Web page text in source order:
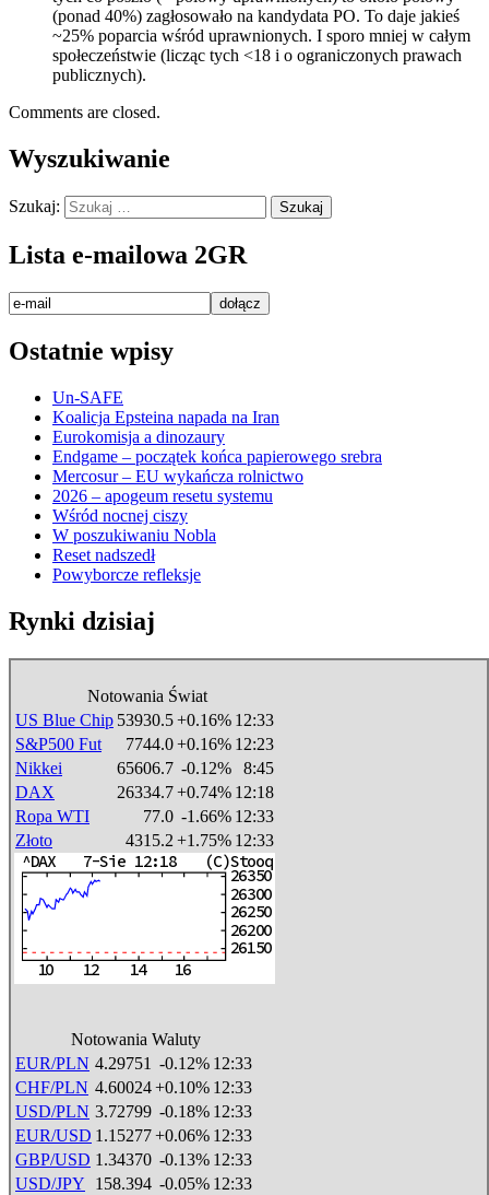
(ponad 40%) zagłosowało na kandydata PO. To daje jakieś
~25% poparcia wśród uprawnionych. I sporo mniej w całym
społeczeństwie (licząc tych <18 i o ograniczonych prawach
publicznych).
Comments are closed.
Wyszukiwanie
Szukaj:
Lista e-mailowa 2GR
Ostatnie wpisy
Un-SAFE
Koalicja Epsteina napada na Iran
Eurokomisja a dinozaury
Endgame – początek końca papierowego srebra
Mercosur – EU wykańcza rolnictwo
2026 – apogeum resetu systemu
Wśród nocnej ciszy
W poszukiwaniu Nobla
Reset nadszedł
Powyborcze refleksje
Rynki dzisiaj
Notowania Świat
US Blue Chip 53930.5+0.16% 12:33
S&P500 Fut
7744.0+0.16% 12:23
Nikkei
65606.7 -0.12%
8:45
DAX
26334.7+0.74% 12:18
Ropa WTI
77.0 -1.66% 12:33
Złoto
4315.2 +1.75% 12:33
Notowania Waluty
EUR/PLN 4.29751 -0.12% 12:33
CHF/PLN 4.60024+0.10% 12:33
USD/PLN 3.72799 -0.18% 12:33
EUR/USD 1.15277+0.06% 12:33
GBP/USD 1.34370 -0.13% 12:33
USD/JPY
158.394 -0.05% 12:33